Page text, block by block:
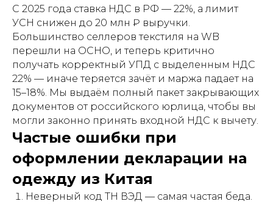
С 2025 года ставка НДС в РФ — 22%, а лимит
УСН снижен до 20 млн ₽ выручки.
Большинство селлеров текстиля на WB
перешли на ОСНО, и теперь критично
получать корректный УПД с выделенным НДС
22% — иначе теряется зачёт и маржа падает на
15–18%. Мы выдаём полный пакет закрывающих
документов от российского юрлица, чтобы вы
могли законно принять входной НДС к вычету.
Частые ошибки при
оформлении декларации на
одежду из Китая
Неверный код ТН ВЭД — самая частая беда.